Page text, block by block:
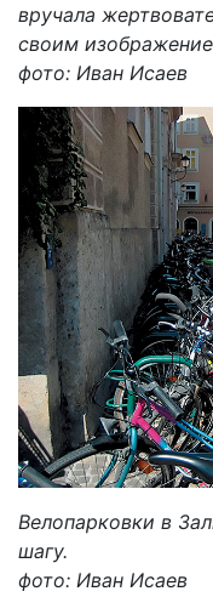
вручала
своим
фото: Иван Исаев
Велопарковки в
шагу.
фото: Иван Исаев